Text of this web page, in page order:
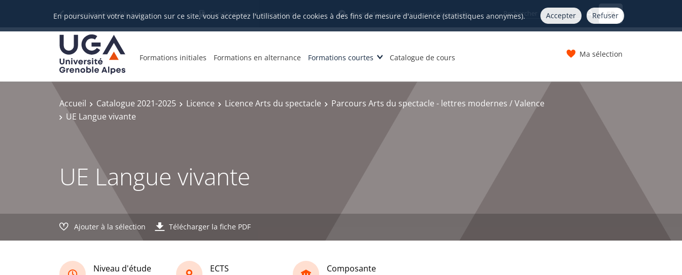
En poursuivant votre navigation sur ce site, vous acceptez l'utilisation de cookies à des fins de mesure d'audience (statistiques anonymes). Accepter Refuser
Université Grenoble Alpes Candidatures et inscriptions Orientation et insertion professionnelle FR
Formations initiales Formations en alternance Formations courtes Catalogue de cours Ma sélection
Accueil Catalogue 2021-2025 Licence Licence Arts du spectacle
Parcours Arts du spectacle - lettres modernes / Valence
UE Langue vivante
UE Langue vivante
Ajouter à la sélection Télécharger la fiche PDF
Niveau d'étude ECTS Composante